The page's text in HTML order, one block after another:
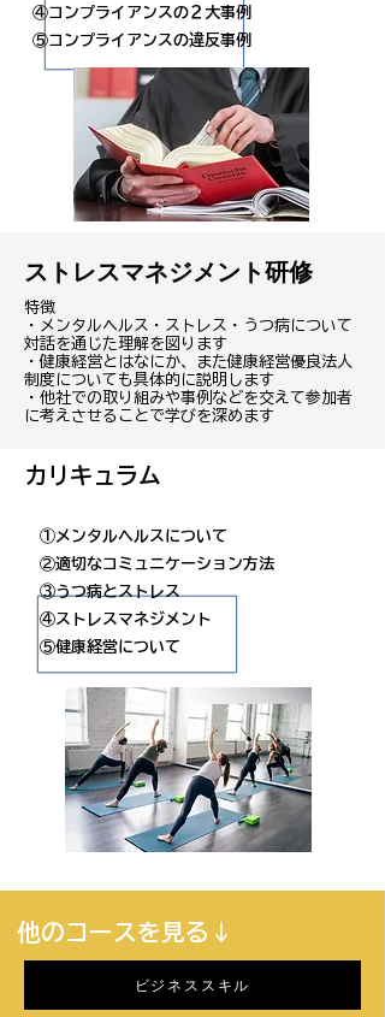
④コンプライアンスの２大事例
​⑤コンプライアンスの違反事例
ストレスマネジメント研修
特徴
・メンタルヘルス・ストレス・うつ病について
対話を通じた理解を図ります
・健康経営とはなにか、また健康経営優良法人
制度についても具体的に説明します
・他社での取り組みや事例などを交えて参加者
に考えさせることで学びを深めます
​カリキュラム
①メンタルヘルスについて
②適切なコミュニケーション方法
③うつ病とストレス
④ストレスマネジメント
​⑤健康経営について
他のコースを見る↓
ビジネススキル